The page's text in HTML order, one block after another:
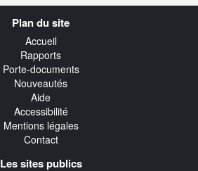
Plan du site
Accueil
Rapports
Porte-documents
Nouveautés
Aide
Accessibilité
Mentions légales
Contact
Les sites publics